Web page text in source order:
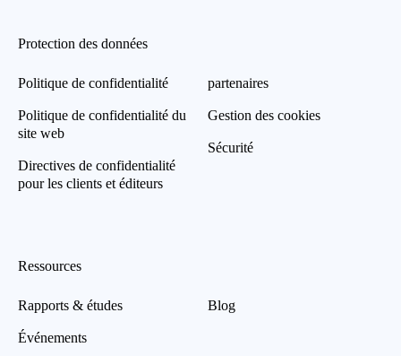
Protection des données
Politique de confidentialité
Politique de confidentialité du
site web
Directives de confidentialité
pour les clients et éditeurs
partenaires
Gestion des cookies
Sécurité
Ressources
Rapports & études
Événements
Blog